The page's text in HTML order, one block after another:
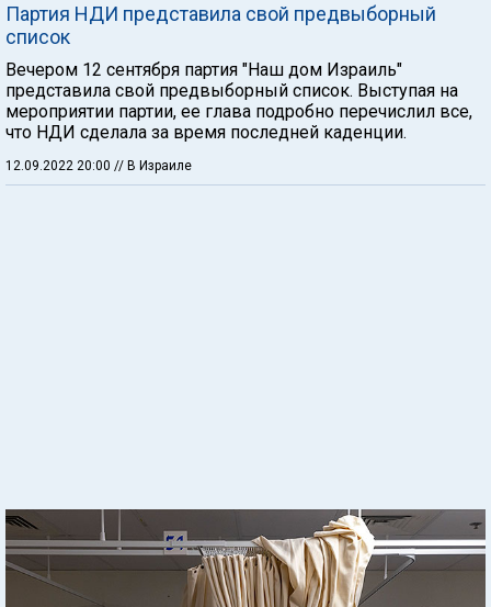
Партия НДИ представила свой предвыборный
список
Вечером 12 сентября партия "Наш дом Израиль"
представила свой предвыборный список. Выступая на
мероприятии партии, ее глава подробно перечислил все,
что НДИ сделала за время последней каденции.
12.09.2022 20:00 // В Израиле